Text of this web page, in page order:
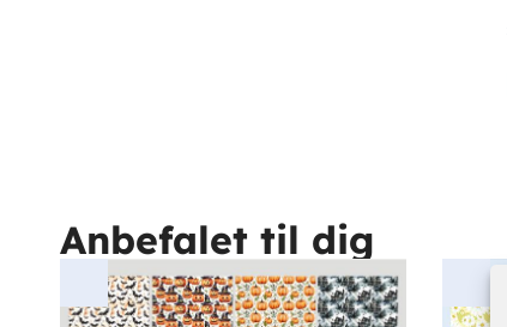
Anbefalet til dig